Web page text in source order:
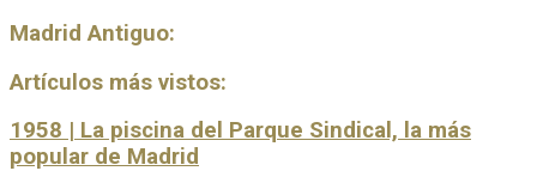
Madrid Antiguo:
Artículos más vistos:
1958 | La piscina del Parque Sindical, la más
popular de Madrid